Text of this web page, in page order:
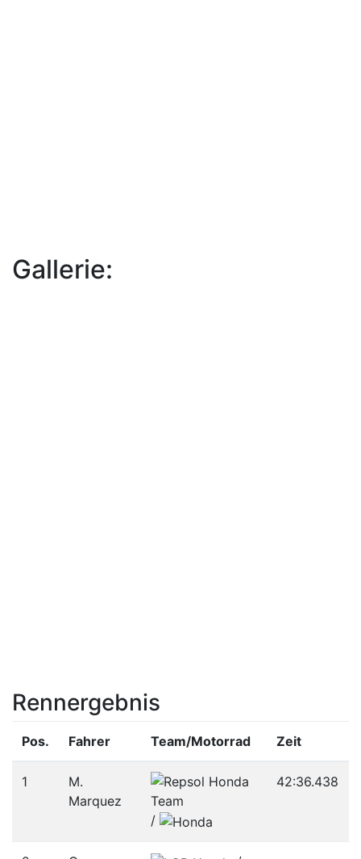
Gallerie:
Rennergebnis
Pos. Fahrer Team/­Motorrad Zeit
1
M.
Marquez
/­
42:36.438